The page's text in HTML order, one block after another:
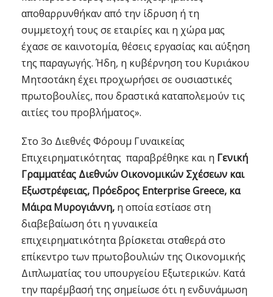
αποθαρρυνθήκαν από την ίδρυση ή τη
συμμετοχή τους σε εταιρίες και η χώρα μας
έχασε σε καινοτομία, θέσεις εργασίας και αύξηση
της παραγωγής. Ήδη, η κυβέρνηση του Κυριάκου
Μητσοτάκη έχει προχωρήσει σε ουσιαστικές
πρωτοβουλίες, που δραστικά καταπολεμούν τις
αιτίες του προβλήματος».
Στο 3ο Διεθνές Φόρουμ Γυναικείας
Επιχειρηματικότητας παραβρέθηκε και η Γενική
Γραμματέας Διεθνών Οικονομικών Σχέσεων και
Εξωστρέφειας, Πρόεδρος Enterprise Greece, κα
Μάιρα Μυρογιάννη, η οποία εστίασε στη
διαβεβαίωση ότι η γυναικεία
επιχειρηματικότητα βρίσκεται σταθερά στο
επίκεντρο των πρωτοβουλιών της Οικονομικής
Διπλωματίας του υπουργείου Εξωτερικών. Κατά
την παρέμβασή της σημείωσε ότι η ενδυνάμωση